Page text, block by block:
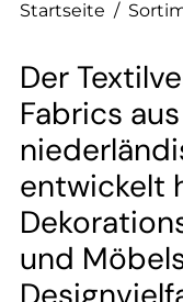
Startseite /
Der
Fabrics
entwickelt
und